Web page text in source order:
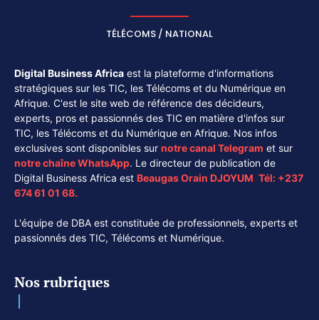
TÉLÉCOMS / NATIONAL
Digital Business Africa est la plateforme d'informations
stratégiques sur les TIC, les Télécoms et du Numérique en
Afrique. C'est le site web de référence des décideurs,
experts, pros et passionnés des TIC en matière d'infos sur
TIC, les Télécoms et du Numérique en Afrique. Nos infos
exclusives sont disponibles sur notre canal Telegram et sur
notre chaîneWhatsApp. Le directeur de publication de
Digital Business Africa est Beaugas Orain DJOYUM. Tél: +237
674 61 01 68.
L'équipe de DBA est constituée de professionnels, experts et
passionnés des TIC, Télécoms et Numérique.
Nos rubriques